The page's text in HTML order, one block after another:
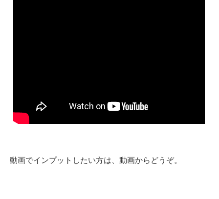
動画でインプットしたい方は、動画からどうぞ。